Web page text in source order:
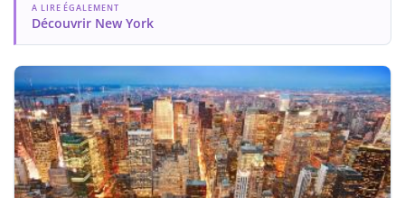
A LIRE ÉGALEMENT
Découvrir New York